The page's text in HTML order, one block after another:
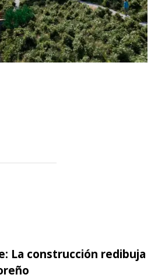
La construcción redibuja